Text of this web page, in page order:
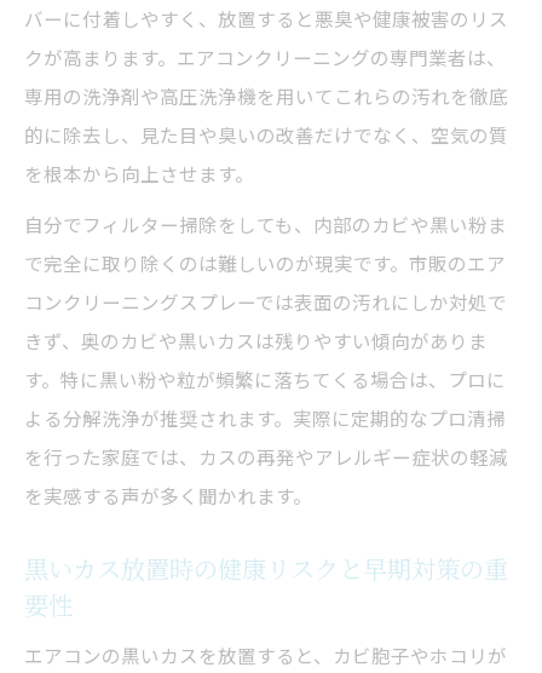
バーに付着しやすく、放置すると悪臭や健康被害のリス
クが高まります。エアコンクリーニングの専門業者は、
専用の洗浄剤や高圧洗浄機を用いてこれらの汚れを徹底
的に除去し、見た目や臭いの改善だけでなく、空気の質
を根本から向上させます。
自分でフィルター掃除をしても、内部のカビや黒い粉ま
で完全に取り除くのは難しいのが現実です。市販のエア
コンクリーニングスプレーでは表面の汚れにしか対処で
きず、奥のカビや黒いカスは残りやすい傾向がありま
す。特に黒い粉や粒が頻繁に落ちてくる場合は、プロに
よる分解洗浄が推奨されます。実際に定期的なプロ清掃
を行った家庭では、カスの再発やアレルギー症状の軽減
を実感する声が多く聞かれます。
黒いカス放置時の健康リスクと早期対策の重
要性
エアコンの黒いカスを放置すると、カビ胞子やホコリが